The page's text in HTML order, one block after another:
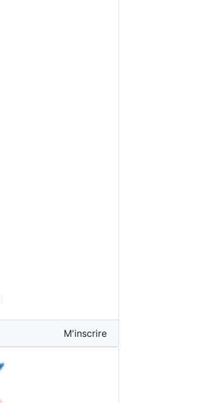
M'inscrire